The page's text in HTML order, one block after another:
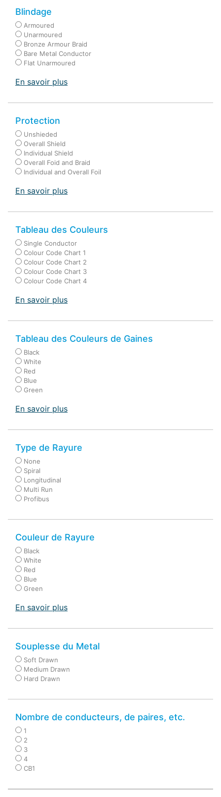
Blindage
Armoured
Unarmoured
Bronze Armour Braid
Bare Metal Conductor
Flat Unarmoured
En savoir plus
Protection
Unshieded
Overall Shield
Individual Shield
Overall Foid and Braid
Individual and Overall Foil
En savoir plus
Tableau des Couleurs
Single Conductor
Colour Code Chart 1
Colour Code Chart 2
Colour Code Chart 3
Colour Code Chart 4
En savoir plus
Tableau des Couleurs de Gaines
Black
White
Red
Blue
Green
En savoir plus
Type de Rayure
None
Spiral
Longitudinal
Multi Run
Profibus
Couleur de Rayure
Black
White
Red
Blue
Green
En savoir plus
Souplesse du Metal
Soft Drawn
Medium Drawn
Hard Drawn
Nombre de conducteurs, de paires, etc.
1
2
3
4
CB1